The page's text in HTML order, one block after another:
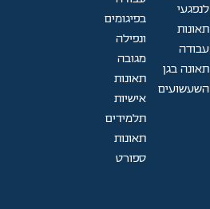
לנפגעי
תאונות
עבודה
תאונה בגן
השעשועים
בפיגומים
ונפילה
מגובה
תאונות
אישיות
תלמידים
תאונות
ספורט